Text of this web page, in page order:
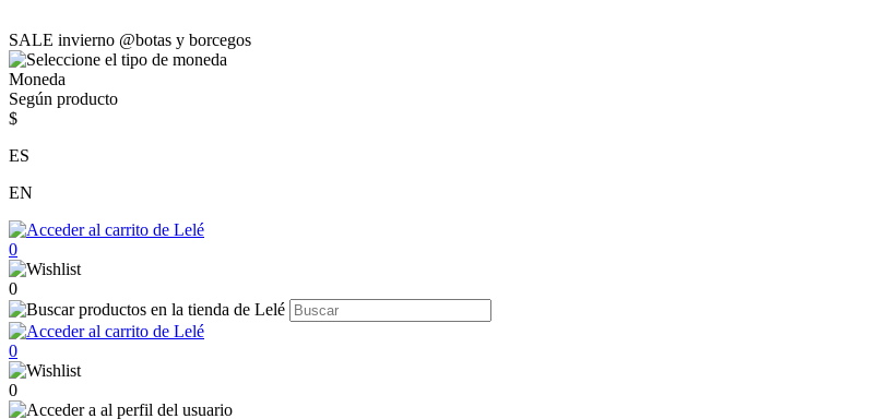
SALE invierno @botas y borcegos
Moneda
Según producto
$
ES
EN
0
0
0
0